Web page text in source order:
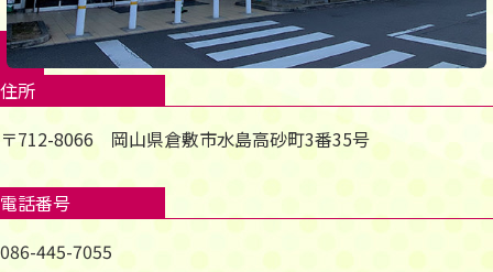
住所
〒712-8066 岡山県倉敷市水島高砂町3番35号
電話番号
086-445-7055